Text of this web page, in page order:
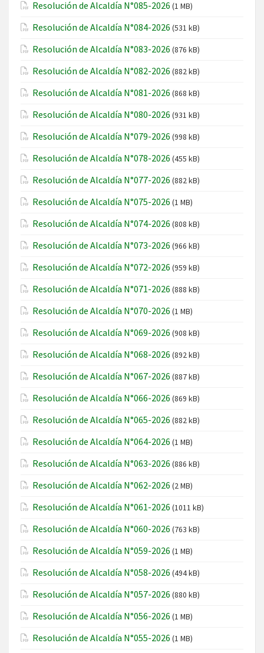
Resolución de Alcaldía N°085-2026 (1 MB)
Resolución de Alcaldía N°084-2026 (531 kB)
Resolución de Alcaldía N°083-2026 (876 kB)
Resolución de Alcaldía N°082-2026 (882 kB)
Resolución de Alcaldía N°081-2026 (868 kB)
Resolución de Alcaldía N°080-2026 (931 kB)
Resolución de Alcaldía N°079-2026 (998 kB)
Resolución de Alcaldía N°078-2026 (455 kB)
Resolución de Alcaldía N°077-2026 (882 kB)
Resolución de Alcaldía N°075-2026 (1 MB)
Resolución de Alcaldía N°074-2026 (808 kB)
Resolución de Alcaldía N°073-2026 (966 kB)
Resolución de Alcaldía N°072-2026 (959 kB)
Resolución de Alcaldía N°071-2026 (888 kB)
Resolución de Alcaldía N°070-2026 (1 MB)
Resolución de Alcaldía N°069-2026 (908 kB)
Resolución de Alcaldía N°068-2026 (892 kB)
Resolución de Alcaldía N°067-2026 (887 kB)
Resolución de Alcaldía N°066-2026 (869 kB)
Resolución de Alcaldía N°065-2026 (882 kB)
Resolución de Alcaldía N°064-2026 (1 MB)
Resolución de Alcaldía N°063-2026 (886 kB)
Resolución de Alcaldía N°062-2026 (2 MB)
Resolución de Alcaldía N°061-2026 (1011 kB)
Resolución de Alcaldía N°060-2026 (763 kB)
Resolución de Alcaldía N°059-2026 (1 MB)
Resolución de Alcaldía N°058-2026 (494 kB)
Resolución de Alcaldía N°057-2026 (880 kB)
Resolución de Alcaldía N°056-2026 (1 MB)
Resolución de Alcaldía N°055-2026 (1 MB)